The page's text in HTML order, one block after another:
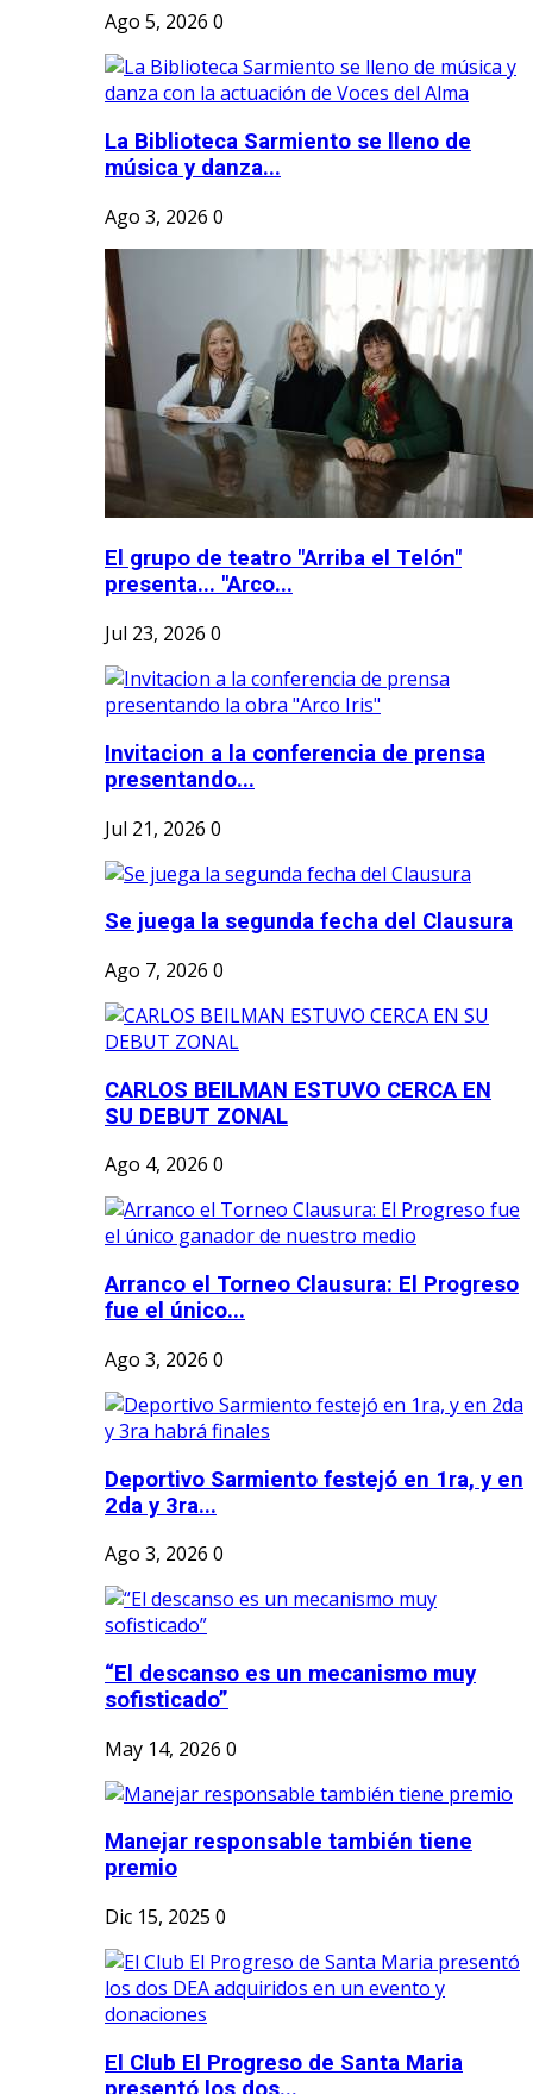
Ago 5, 2026 0
La Biblioteca Sarmiento se lleno de
música y danza...
Ago 3, 2026 0
El grupo de teatro "Arriba el Telón"
presenta... "Arco...
Jul 23, 2026 0
Invitacion a la conferencia de prensa
presentando...
Jul 21, 2026 0
Se juega la segunda fecha del Clausura
Ago 7, 2026 0
CARLOS BEILMAN ESTUVO CERCA EN
SU DEBUT ZONAL
Ago 4, 2026 0
Arranco el Torneo Clausura: El Progreso
fue el único...
Ago 3, 2026 0
Deportivo Sarmiento festejó en 1ra, y en
2da y 3ra...
Ago 3, 2026 0
“El descanso es un mecanismo muy
sofisticado”
May 14, 2026 0
Manejar responsable también tiene
premio
Dic 15, 2025 0
El Club El Progreso de Santa Maria